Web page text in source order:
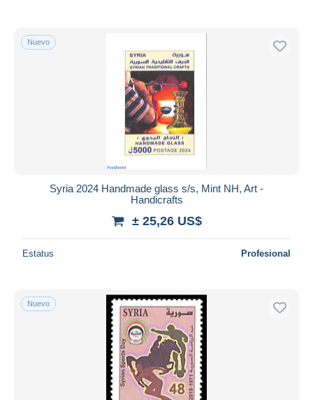
Nuevo
Syria 2024 Handmade glass s/s, Mint NH, Art -
Handicrafts
± 25,26 US$
Estatus Profesional
Nuevo